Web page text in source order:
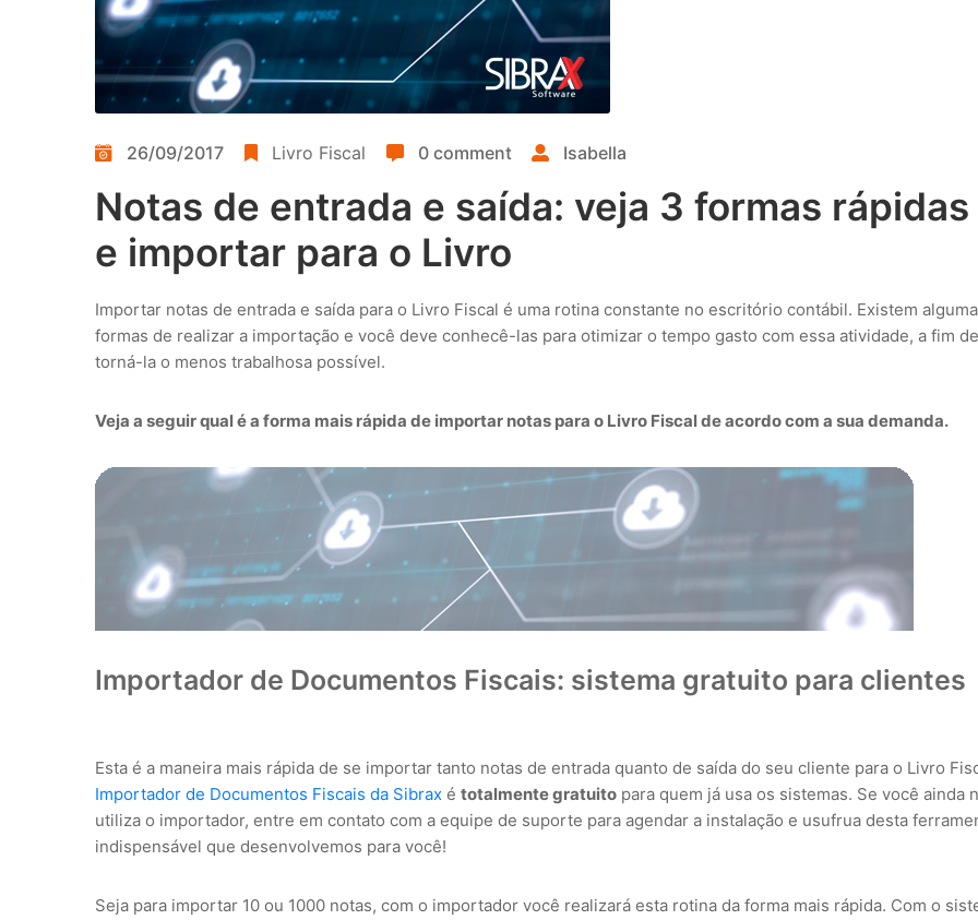
26/09/2017 Livro Fiscal 0 comment Isabella
Notas de entrada e saída: veja 3 formas rápidas
e importar para o Livro
Importar notas de entrada e saída para o Livro Fiscal é uma rotina constante no escritório contábil. Existem
formas de realizar a importação e você deve conhecê-las para otimizar o tempo gasto com essa atividade, a fim de
torná-la o menos trabalhosa possível.
Veja a seguir qual é a forma mais rápida de importar notas para o Livro Fiscal de acordo com a sua demanda.
Importador de Documentos Fiscais: sistema gratuito para clientes
Esta é a maneira mais rápida de se importar tanto notas de entrada quanto de saída do seu cliente para o Livro
Importador de Documentos Fiscais da Sibrax é totalmente gratuito para quem já usa os sistemas. Se você ainda
utiliza o importador, entre em contato com a equipe de suporte para agendar a instalação e usufrua desta
indispensável que desenvolvemos para você!
Seja para importar 10 ou 1000 notas, com o importador você realizará esta rotina da forma mais rápida. Com o